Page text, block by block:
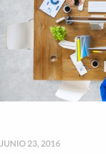
JUNIO 23, 2016